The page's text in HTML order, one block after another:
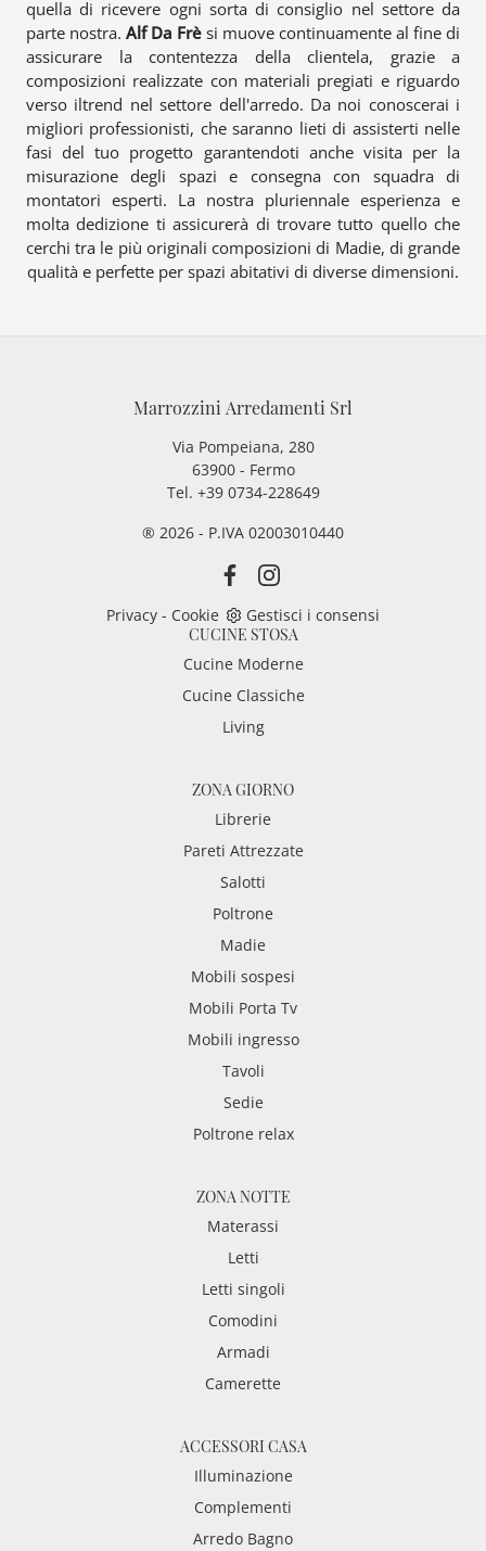
quella di ricevere ogni sorta di consiglio nel settore da
parte nostra. Alf Da Frè si muove continuamente al fine di
assicurare la contentezza della clientela, grazie a
composizioni realizzate con materiali pregiati e riguardo
verso iltrend nel settore dell'arredo. Da noi conoscerai i
migliori professionisti, che saranno lieti di assisterti nelle
fasi del tuo progetto garantendoti anche visita per la
misurazione degli spazi e consegna con squadra di
montatori esperti. La nostra pluriennale esperienza e
molta dedizione ti assicurerà di trovare tutto quello che
cerchi tra le più originali composizioni di Madie, di grande
qualità e perfette per spazi abitativi di diverse dimensioni.
Marrozzini Arredamenti Srl
Via Pompeiana, 280
63900 - Fermo
Tel. +39 0734-228649
® 2026 - P.IVA 02003010440
Privacy - Cookie
Gestisci i consensi
CUCINE STOSA
Cucine Moderne
Cucine Classiche
Living
ZONA GIORNO
Librerie
Pareti Attrezzate
Salotti
Poltrone
Madie
Mobili sospesi
Mobili Porta Tv
Mobili ingresso
Tavoli
Sedie
Poltrone relax
ZONA NOTTE
Materassi
Letti
Letti singoli
Comodini
Armadi
Camerette
ACCESSORI CASA
Illuminazione
Complementi
Arredo Bagno